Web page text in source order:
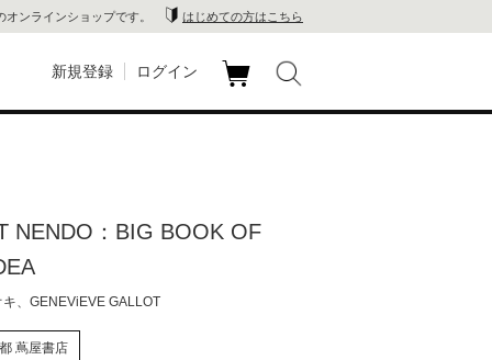
ンラインショップです。 はじめての方はこちら
蔦
屋
新規登録 ログイン
NENDO：BIG BOOK OF
、GENEViEVE GALLOT
蔦屋書店